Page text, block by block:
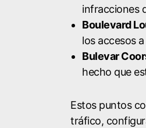
infracciones
Boulevard
los accesos
Bulevar
hecho que
Estos puntos
tráfico,